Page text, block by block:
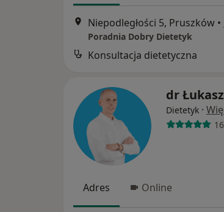
Niepodległości 5, Pruszków •
Poradnia Dobry Dietetyk
Konsultacja dietetyczna
dr
Dietetyk ·
Adres Online